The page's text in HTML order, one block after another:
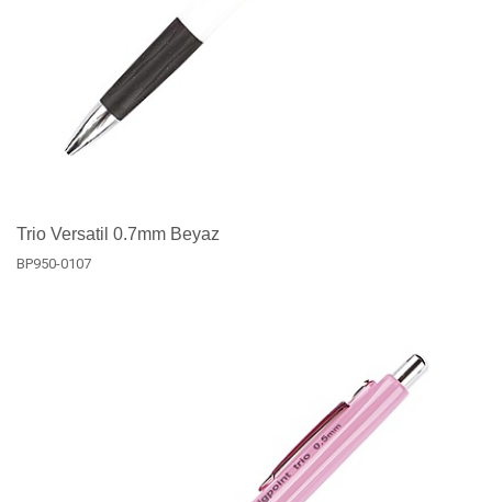
Trio Versatil 0.7mm Beyaz
BP950-0107